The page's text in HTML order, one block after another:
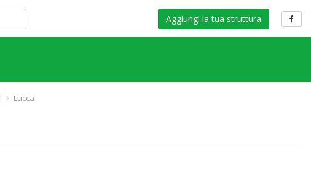
Aggiungi la tua struttura
Lucca